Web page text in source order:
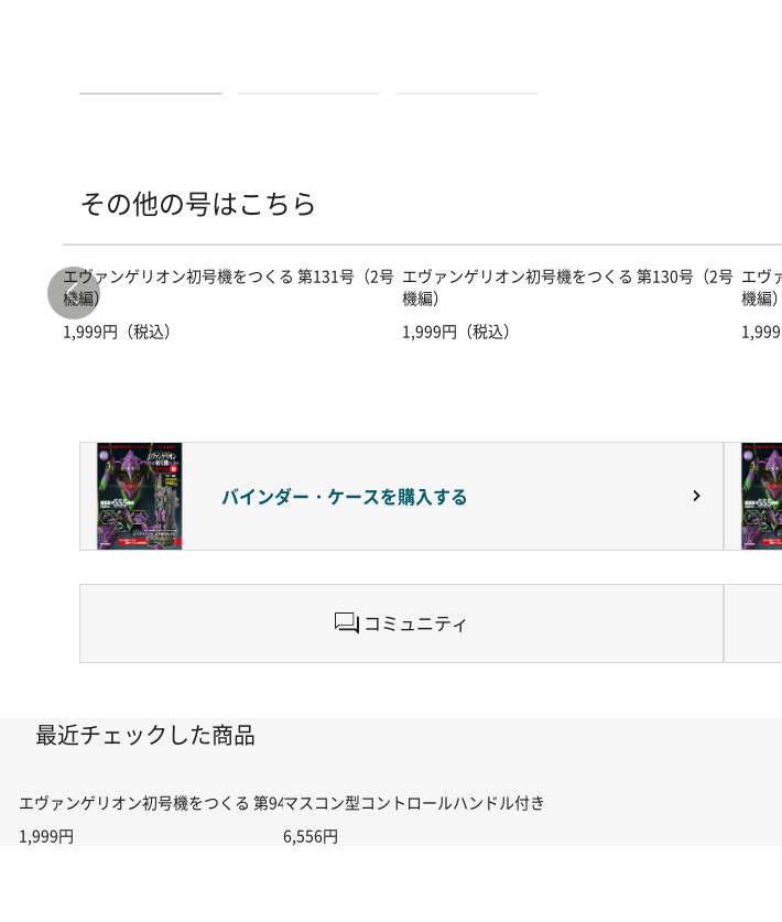
その他の号はこちら
（2号 エヴァンゲリオン初号機をつくる 第131号（2号
機編）
1,999円（税込）
エヴァンゲリオン初号機をつくる 第130号（2号
機編）
1,999円（税込）
エヴ
機編）
1,999
バインダー・ケースを購入する
コミュニティ
最近チェックした商品
エヴァンゲリオン初号機をつくる 第94号
1,999円
マスコン型コントロールハンドル付き コントローラー＆ポイント切り替
6,556円